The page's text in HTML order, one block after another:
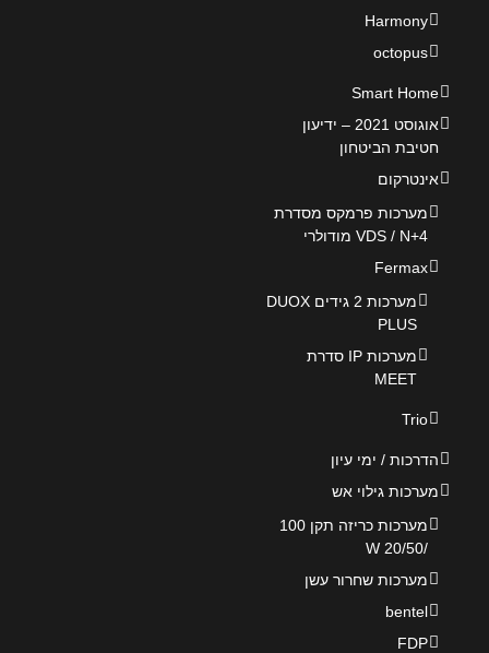
Harmony
octopus
Smart Home
אוגוסט 2021 – ידיעון
חטיבת הביטחון
אינטרקום
מערכות פרמקס מסדרת
VDS / N+4 מודולרי
Fermax
מערכות 2 גידים DUOX
PLUS
מערכות IP סדרת
MEET
Trio
הדרכות / ימי עיון
מערכות גילוי אש
מערכות כריזה תקן 100
/20/50 W
מערכות שחרור עשן
bentel
FDP